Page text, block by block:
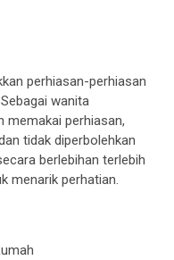
perhiasan-perhiasan
wanita
memakai perhiasan,
tidak diperbolehkan
berlebihan terlebih
menarik perhatian.